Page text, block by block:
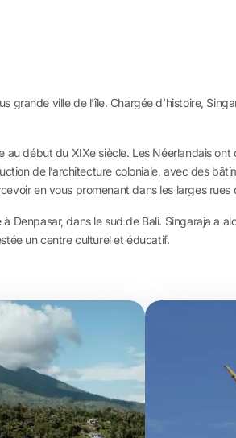
grande ville de l’île. Chargée d’histoire,
début du XIXe siècle. Les Néerlandais ont
de l’architecture coloniale, avec des
en vous promenant dans les larges rues
Denpasar, dans le sud de Bali. Singaraja a
un centre culturel et éducatif.